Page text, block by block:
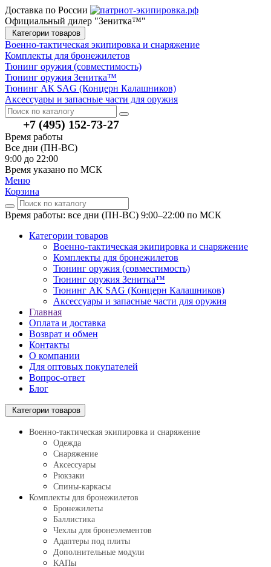
Доставка по России
Официальный дилер "Зенитка™"
Категории товаров
Военно-тактическая экипировка и снаряжение
Комплекты для бронежилетов
Тюнинг оружия (совместимость)
Тюнинг оружия Зенитка™
Тюнинг АК SAG (Концерн Калашников)
Аксессуары и запасные части для оружия
+7 (495) 152-73-27
Время работы
Все дни (ПН-ВС)
9:00 до 22:00
Время указано по МСК
Меню
Корзина
Время работы: все дни (ПН-ВС) 9:00–22:00 по МСК
Категории товаров
Военно-тактическая экипировка и снаряжение
Комплекты для бронежилетов
Тюнинг оружия (совместимость)
Тюнинг оружия Зенитка™
Тюнинг АК SAG (Концерн Калашников)
Аксессуары и запасные части для оружия
Главная
Оплата и доставка
Возврат и обмен
Контакты
О компании
Для оптовых покупателей
Вопрос-ответ
Блог
Категории товаров
Военно-тактическая экипировка и снаряжение
Одежда
Снаряжение
Аксессуары
Рюкзаки
Спины-каркасы
Комплекты для бронежилетов
Бронежилеты
Баллистика
Чехлы для бронеэлементов
Адаптеры под плиты
Дополнительные модули
КАПы